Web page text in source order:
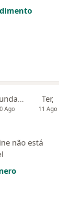
Segunda-feira
Ago
Ter,
11 Ago
não está